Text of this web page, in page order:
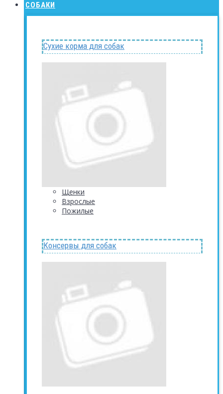
СОБАКИ
Сухие корма для собак
Щенки
Взрослые
Пожилые
Консервы для собак